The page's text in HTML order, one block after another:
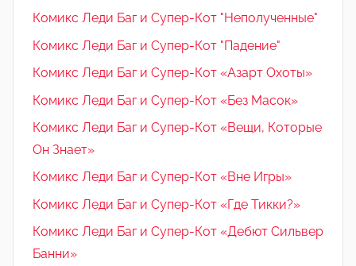
Комикс Леди Баг и Супер-Кот "Неполученные"
Комикс Леди Баг и Супер-Кот "Падение"
Комикс Леди Баг и Супер-Кот «Азарт Охоты»
Комикс Леди Баг и Супер-Кот «Без Масок»
Комикс Леди Баг и Супер-Кот «Вещи, Которые
Он Знает»
Комикс Леди Баг и Супер-Кот «Вне Игры»
Комикс Леди Баг и Супер-Кот «Где Тикки?»
Комикс Леди Баг и Супер-Кот «Дебют Сильвер
Банни»